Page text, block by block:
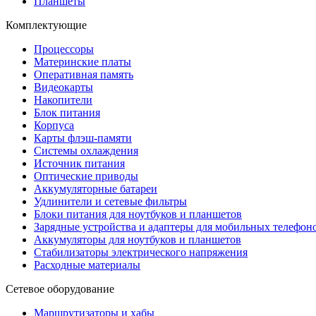
Комплектующие
Процессоры
Материнские платы
Оперативная память
Видеокарты
Накопители
Блок питания
Корпуса
Карты флэш-памяти
Системы охлаждения
Источник питания
Оптические приводы
Аккумуляторные батареи
Удлинители и сетевые фильтры
Блоки питания для ноутбуков и планшетов
Зарядные устройства и адаптеры для мобильных
Аккумуляторы для ноутбуков и планшетов
Стабилизаторы электрического напряжения
Расходные материалы
Сетевое оборудование
Маршрутизаторы и хабы